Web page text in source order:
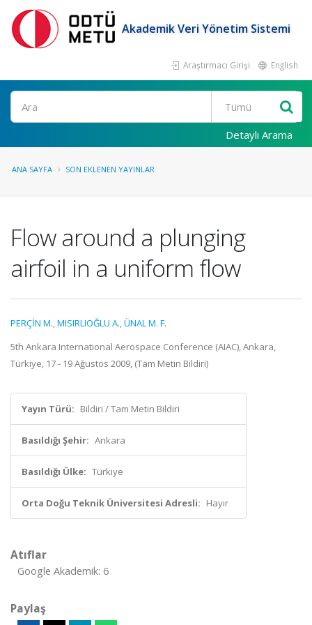
Akademik Veri Yönetim Sistemi
Araştırmacı Girişi English
Ara
Detaylı Arama
ANA SAYFA SON EKLENEN YAYINLAR
Flow around a plunging
airfoil in a uniform flow
PERÇİN M.,MISIRLIOĞLU A.,ÜNAL M. F.
5th Ankara International Aerospace Conference (AIAC), Ankara,
Türkiye, 17 - 19 Ağustos 2009, (Tam Metin Bildiri)
Yayın Türü: Bildiri / Tam Metin Bildiri
Basıldığı Şehir: Ankara
Basıldığı Ülke: Türkiye
Orta Doğu Teknik Üniversitesi Adresli: Hayır
Atıflar
Google Akademik: 6
Paylaş